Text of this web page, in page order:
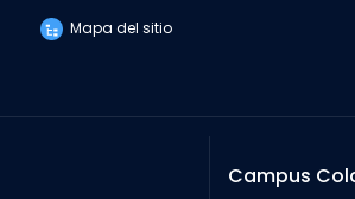
Mapa del sitio
Campus